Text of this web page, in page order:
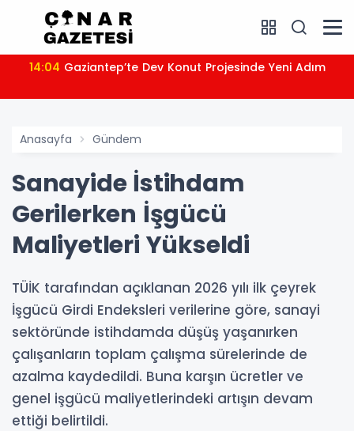
14:04 Gaziantep’te Dev Konut Projesinde Yeni Adım
Anasayfa Gündem
Sanayide İstihdam
Gerilerken İşgücü
Maliyetleri Yükseldi
TÜİK tarafından açıklanan 2026 yılı ilk çeyrek
İşgücü Girdi Endeksleri verilerine göre, sanayi
sektöründe istihdamda düşüş yaşanırken
çalışanların toplam çalışma sürelerinde de
azalma kaydedildi. Buna karşın ücretler ve
genel işgücü maliyetlerindeki artışın devam
ettiği belirtildi.